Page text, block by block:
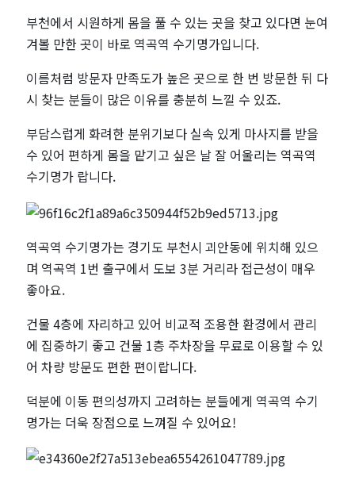
힘
든
인
기
마
사
지
샵
부천에서 시원하게 몸을 풀 수 있는 곳을 찾고 있다면 눈여
겨볼 만한 곳이 바로 역곡역 수기명가입니다.
이름처럼 방문자 만족도가 높은 곳으로 한 번 방문한 뒤 다
시 찾는 분들이 많은 이유를 충분히 느낄 수 있죠.
부담스럽게 화려한 분위기보다 실속 있게 마사지를 받을
수 있어 편하게 몸을 맡기고 싶은 날 잘 어울리는 역곡역
수기명가 랍니다.
역곡역 수기명가는 경기도 부천시 괴안동에 위치해 있으
며 역곡역 1번 출구에서 도보 3분 거리라 접근성이 매우
좋아요.
건물 4층에 자리하고 있어 비교적 조용한 환경에서 관리
에 집중하기 좋고 건물 1층 주차장을 무료로 이용할 수 있
어 차량 방문도 편한 편이랍니다.
덕분에 이동 편의성까지 고려하는 분들에게 역곡역 수기
명가는 더욱 장점으로 느껴질 수 있어요!